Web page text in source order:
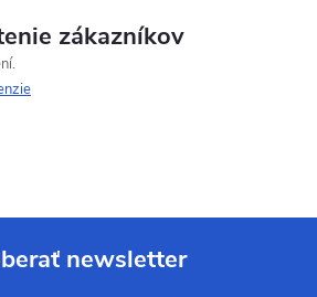
zákazníkov
newsletter